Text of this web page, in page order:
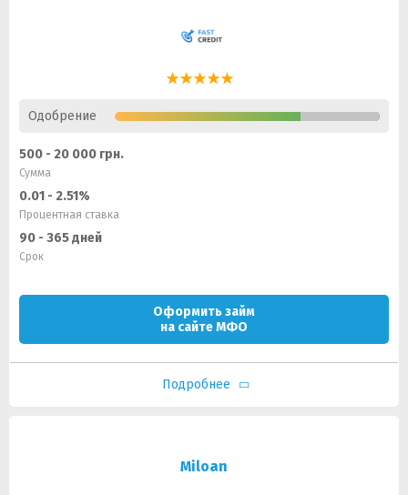
Одобрение
500 - 20 000 грн.
Сумма
0.01 - 2.51%
Процентная ставка
90 - 365 дней
Срок
Оформить займ
на сайте МФО
Подробнее
Miloan